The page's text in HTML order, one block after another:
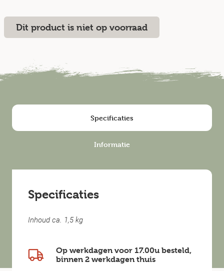
Dit product is niet op voorraad
Specificaties
Informatie
Specificaties
Inhoud ca. 1,5 kg
Op werkdagen voor 17.00u besteld,
binnen 2 werkdagen thuis